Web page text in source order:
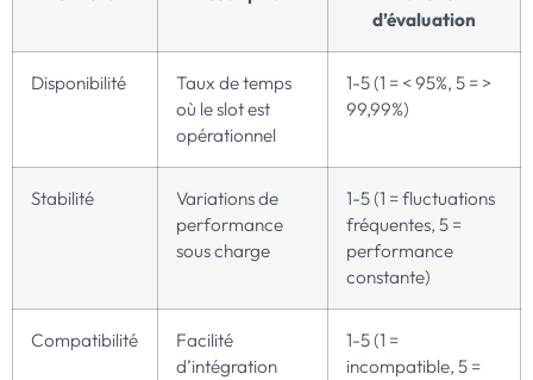
d’évaluation
Disponibilité
Taux de temps
où le slot est
opérationnel
1-5 (1 = < 95%, 5 = >
99,99%)
Stabilité
Variations de
performance
sous charge
1-5 (1 = fluctuations
fréquentes, 5 =
performance
constante)
Compatibilité
Facilité
d’intégration
1-5 (1 =
incompatible, 5 =